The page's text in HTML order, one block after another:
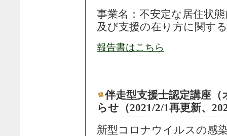
事業名：不安定な居住状
及び支援の在り方に関す
報告書はこちら
伴走型支援士認定講座
らせ（2021/2/1再更新、
新型コロナウイルスの感